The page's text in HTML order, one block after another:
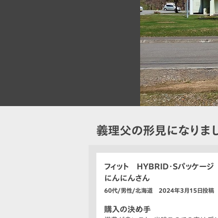
義理父の形見になりま
フィット HYBRID・Sパッケージ
にんにんさん
60代/男性/北海道 2024年3月15日投稿
購入の決め手